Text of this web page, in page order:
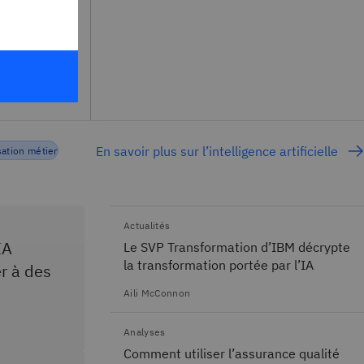
métier En savoir plus sur l’intelligence artificielle
à des
Actualités
Le SVP Transformation d’IBM décrypte
la transformation portée par l’IA
Aili McConnon
Analyses
Comment utiliser l’assurance qualité